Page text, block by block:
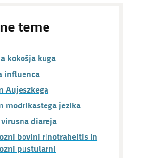
teme
kokošja kuga
influenca
Aujeszkega
modrikastega jezika
diareja
bovini rinotraheitis in
pustularni